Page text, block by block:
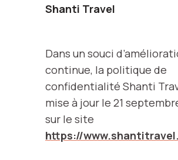
Shanti Travel
Dans un souci
continue, la politique de
confidentialité Shanti
mise à jour le 21
sur le site
https://